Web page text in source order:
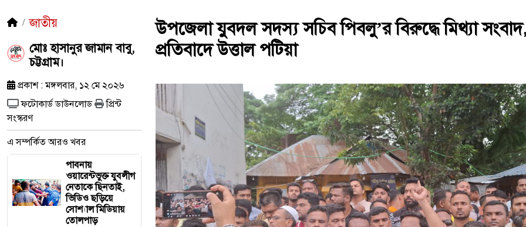
জাতীয়
মোঃ হাসানুর জামান বাবু,
চট্টগ্রাম।
প্রকাশ : মঙ্গলবার, ১২ মে ২০২৬
ফটোকার্ড ডাউনলোড
প্রিন্ট
সংস্করণ
এ সম্পর্কিত আরও খবর
পাবনায়
ওয়ারেন্টভুক্ত যুবলীগ
নেতাকে ছিনতাই,
ভিডিও ছড়িয়ে
সোশ্যাল মিডিয়ায়
তোলপাড়
উপজেলা যুবদল সদস্য সচিব পিবলু’র বিরুদ্ধে মিথ্যা সংবাদ,
প্রতিবাদে উত্তাল পটিয়া